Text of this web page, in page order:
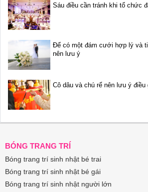
Sáu điều cần tránh khi tổ chức
Để có một đám cưới hợp lý và
nên lưu ý
Cô dâu và chú rể nên lưu ý
BÓNG TRANG TRÍ
Bóng trang trí sinh nhật bé trai
Bóng trang trí sinh nhật bé gái
Bóng trang trí sinh nhật người lớn